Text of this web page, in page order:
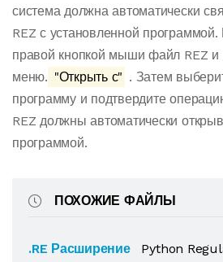
система должна автоматически
REZ с установленной
правой кнопкой мыши файл REZ и
меню. "Открыть с" . Затем
программу и подтвердите
REZ должны автоматически
программой.
ПОХОЖИЕ ФАЙЛЫ
.RE Расширение
Python